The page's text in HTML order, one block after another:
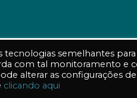
de Matemática
tecnologias semelhantes
com tal monitoramento
alterar as configurações
clicando aqui